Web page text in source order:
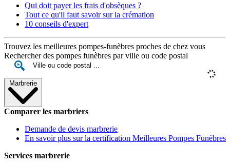
Qui doit payer les frais d'obsèques ?
Tout ce qu'il faut savoir sur la crémation
10 conseils d'expert
Trouvez les meilleures pompes-funèbres proches de chez vous
Rechercher des pompes funèbres par ville ou code postal
Marbrerie
Comparer les marbriers
Demande de devis marbrerie
En savoir plus sur la certification Meilleures Pompes Funèbres
Services marbrerie